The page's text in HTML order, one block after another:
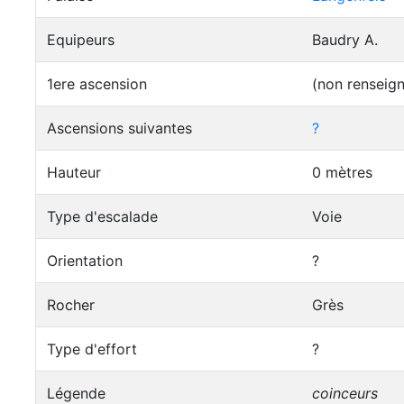
Equipeurs Baudry A.
1ere ascension (non
Ascensions suivantes ?
Hauteur 0 mètres
Type d'escalade Voie
Orientation ?
Rocher Grès
Type d'effort ?
Légende coinceurs